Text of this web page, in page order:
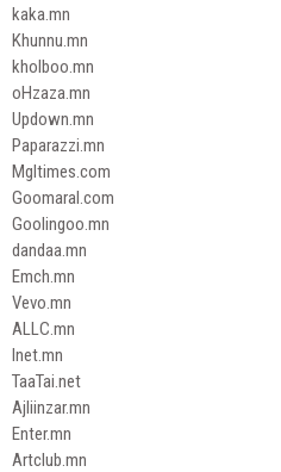
kaka.mn
Khunnu.mn
kholboo.mn
oHzaza.mn
Updown.mn
Paparazzi.mn
Mgltimes.com
Goomaral.com
Goolingoo.mn
dandaa.mn
Emch.mn
Vevo.mn
ALLC.mn
Inet.mn
TaaTai.net
Ajliinzar.mn
Enter.mn
Artclub.mn